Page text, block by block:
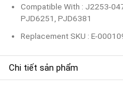
Compatible With : J2253-
PJD6251, PJD6381
Replacement SKU : E-
Chi tiết sản phẩm